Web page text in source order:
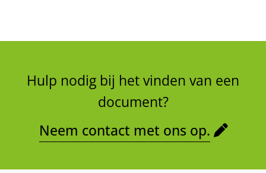
Hulp nodig bij het vinden van een
document?
Neem contact met ons op.